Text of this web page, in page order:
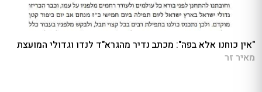
"אין כוחנו אלא בפה": מכתב נדיר מהגרא"ד לנדו וגדולי המועצת
מאיר זר